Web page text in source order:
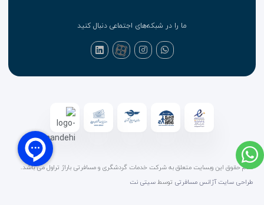
ما را در شبکه‌های اجتماعی دنبال کنید
تمام حقوق این وبسایت متعلق به شرکت خدمات گردشگری و مسافرتی باراژ تراول می باشد.
طراحی سایت آژانس مسافرتی توسط سیتی نت